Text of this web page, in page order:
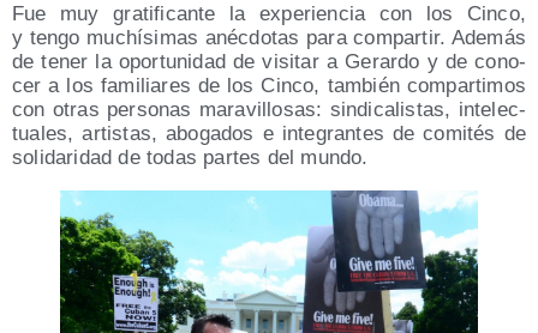
Fue muy gra­ti­fi­can­te la expe­rien­cia con los Cin­co,
y ten­go muchí­si­mas anéc­do­tas para com­par­tir. Ade­más
de tener la opor­tu­ni­dad de visi­tar a Gerar­do y de cono­
cer a los fami­lia­res de los Cin­co, tam­bién com­par­ti­mos
con otras per­so­nas mara­vi­llo­sas: sin­di­ca­lis­tas, inte­lec­
tua­les, artis­tas, abo­ga­dos e inte­gran­tes de comi­tés de
soli­da­ri­dad de todas par­tes del mundo.